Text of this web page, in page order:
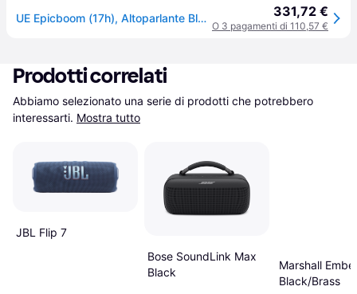
UE Epicboom (17h), Altoparlante Bluetooth, Bianco 331,72 €
O 3 pagamenti di 110,57 €
Prodotti correlati
Abbiamo selezionato una serie di prodotti che potrebbero
interessarti. Mostra tutto
JBL Flip 7
Bose SoundLink Max
Black
Marshall
Black/Brass